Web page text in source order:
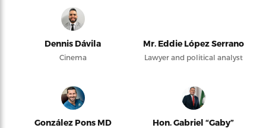
Dennis Dávila
Cinema
Mr. Eddie López Serrano
Lawyer and political analyst
González Pons MD
Hon. Gabriel “Gaby”